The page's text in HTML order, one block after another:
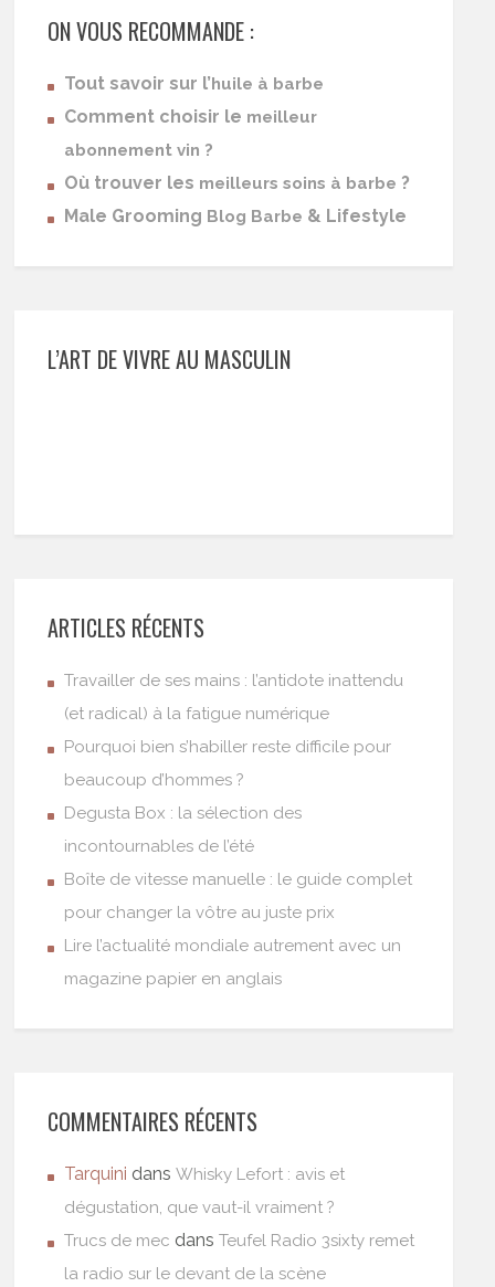
ON VOUS RECOMMANDE :
Tout savoir sur l’huile à barbe
Comment choisir le meilleur
abonnement vin ?
Où trouver les meilleurs soins à barbe ?
Male Grooming Blog Barbe & Lifestyle
L’ART DE VIVRE AU MASCULIN
ARTICLES RÉCENTS
Travailler de ses mains : l’antidote inattendu
(et radical) à la fatigue numérique
Pourquoi bien s’habiller reste difficile pour
beaucoup d’hommes ?
Degusta Box : la sélection des
incontournables de l’été
Boîte de vitesse manuelle : le guide complet
pour changer la vôtre au juste prix
Lire l’actualité mondiale autrement avec un
magazine papier en anglais
COMMENTAIRES RÉCENTS
Tarquini dansWhisky Lefort : avis et
dégustation, que vaut-il vraiment ?
Trucs de mec dansTeufel Radio 3sixty remet
la radio sur le devant de la scène